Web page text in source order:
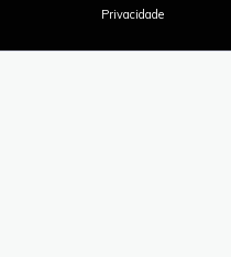
Privacidade